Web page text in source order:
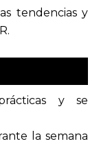
tendencias y
y se
la semana